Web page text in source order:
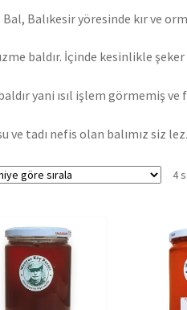
Bal, Balıkesir yöresinde kır ve
baldır. İçinde kesinlikle
yani ısıl işlem görmemiş
ve tadı nefis olan balımız siz
4